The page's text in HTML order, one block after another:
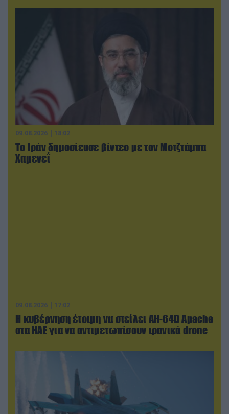
09.08.2026 | 18:02
Το Ιράν δημοσίευσε βίντεο με τον Μοτζτάμπα
Χαμενεΐ
09.08.2026 | 17:02
Η κυβέρνηση έτοιμη να στείλει AH-64D Apache
στα ΗΑΕ για να αντιμετωπίσουν ιρανικά drone